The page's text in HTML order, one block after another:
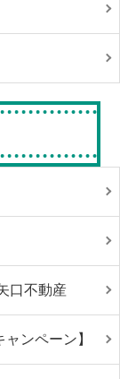
口不動産
ンペーン】